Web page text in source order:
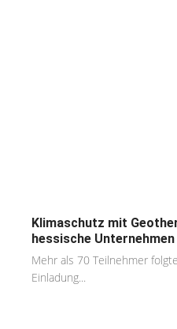
Klimaschutz mit
hessische
Mehr als 70 Teilnehmer
Einladung...